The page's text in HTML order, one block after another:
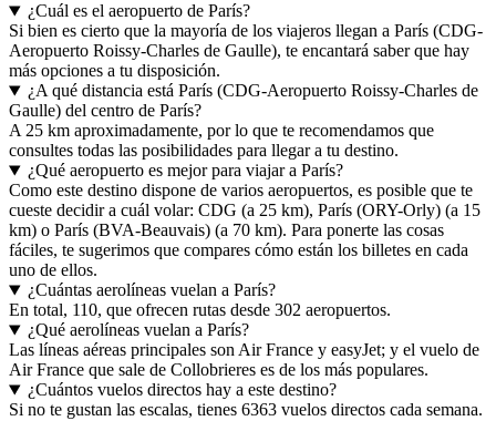
¿Cuál es el aeropuerto de París?
Si bien es cierto que la mayoría de los viajeros llegan a París (CDG-
Aeropuerto Roissy-Charles de Gaulle), te encantará saber que hay
más opciones a tu disposición.
¿A qué distancia está París (CDG-Aeropuerto Roissy-Charles de
Gaulle) del centro de París?
A 25 km aproximadamente, por lo que te recomendamos que
consultes todas las posibilidades para llegar a tu destino.
¿Qué aeropuerto es mejor para viajar a París?
Como este destino dispone de varios aeropuertos, es posible que te
cueste decidir a cuál volar: CDG (a 25 km), París (ORY-Orly) (a 15
km) o París (BVA-Beauvais) (a 70 km). Para ponerte las cosas
fáciles, te sugerimos que compares cómo están los billetes en cada
uno de ellos.
¿Cuántas aerolíneas vuelan a París?
En total, 110, que ofrecen rutas desde 302 aeropuertos.
¿Qué aerolíneas vuelan a París?
Las líneas aéreas principales son Air France y easyJet; y el vuelo de
Air France que sale de Collobrieres es de los más populares.
¿Cuántos vuelos directos hay a este destino?
Si no te gustan las escalas, tienes 6363 vuelos directos cada semana.